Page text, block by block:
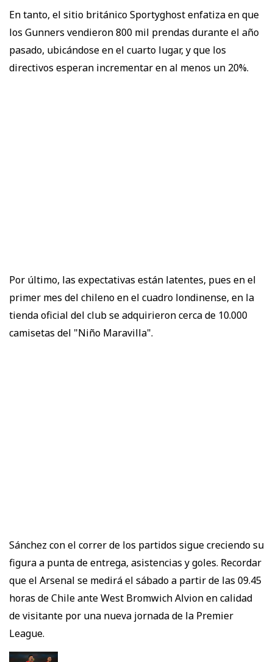
En tanto, el sitio británico Sportyghost enfatiza en que
los Gunners vendieron 800 mil prendas durante el año
pasado, ubicándose en el cuarto lugar, y que los
directivos esperan incrementar en al menos un 20%.
Por último, las expectativas están latentes, pues en el
primer mes del chileno en el cuadro londinense, en la
tienda oficial del club se adquirieron cerca de 10.000
camisetas del "Niño Maravilla".
Sánchez con el correr de los partidos sigue creciendo su
figura a punta de entrega, asistencias y goles. Recordar
que el Arsenal se medirá el sábado a partir de las 09.45
horas de Chile ante West Bromwich Alvion en calidad
de visitante por una nueva jornada de la Premier
League.